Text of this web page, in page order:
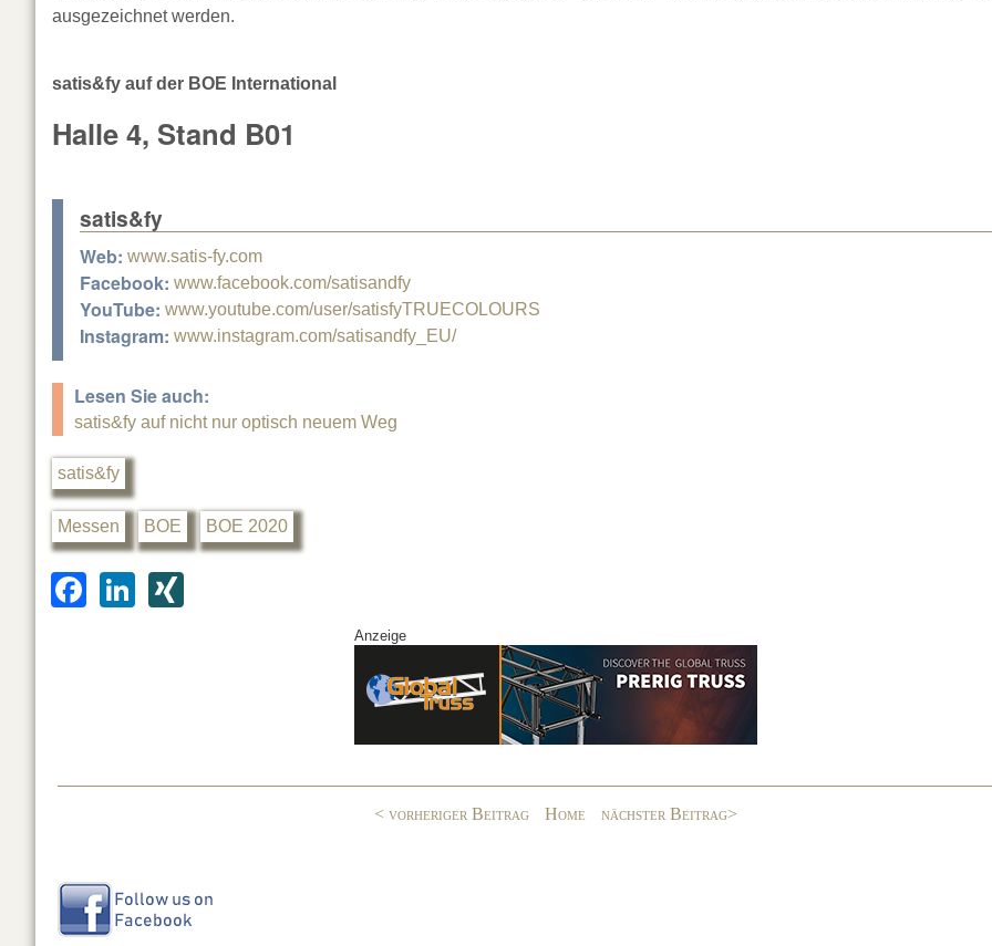
ausgezeichnet werden.
satis&fy auf der BOE International
Halle 4, Stand B01
satis&fy
Web: www.satis-fy.com
Facebook: www.facebook.com/satisandfy
YouTube: www.youtube.com/user/satisfyTRUECOLOURS
Instagram: www.instagram.com/satisandfy_EU/
Lesen Sie auch:
satis&fy auf nicht nur optisch neuem Weg
satis&fy
Messen BOE BOE 2020
F
o
Li
Anzeige
< vorheriger Beitrag Home nächster Beitrag>